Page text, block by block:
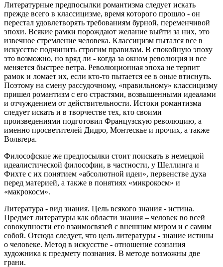
Литературные предпосылки романтизма следует искать
прежде всего в классицизме, время которого прошло - он
перестал удовлетворять требованиям бурной, переменчивой
эпохи. Всякие рамки порождают желание выйти за них, это
извечное стремление человека. Классицизм пытался все в
искусстве подчинить строгим правилам. В спокойную эпоху
это возможно, но вряд ли - когда за окном революция и все
меняется быстрее ветра. Революционная эпоха не терпит
рамок и ломает их, если кто-то пытается ее в оные втиснуть.
Поэтому на смену рассудочному, «правильному» классицизму
пришел романтизм с его страстями, возвышенными идеалами
и отчуждением от действительности. Истоки романтизма
следует искать и в творчестве тех, кто своими
произведениями подготовил Французскую революцию, а
именно просветителей Дидро, Монтескье и прочих, а также
Вольтера.
Философские же предпосылки стоит поискать в немецкой
идеалистической философии, в частности, у Шеллинга и
Фихте с их понятием «абсолютной идеи», первенстве духа
перед материей, а также в понятиях «микрокосм» и
«макрокосм».
Литература - вид знания. Цель всякого знания - истина.
Предмет литературы как области знания – человек во всей
совокупности его взаимосвязей с внешним миром и с самим
собой. Отсюда следует, что цель литературы - знание истины
о человеке. Метод в искусстве - отношение сознания
художника к предмету познания. В методе возможны две
грани.